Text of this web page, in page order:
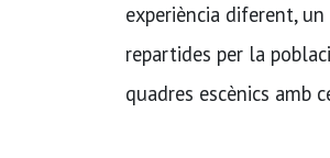
experiència diferent,
repartides per la
quadres escènics amb